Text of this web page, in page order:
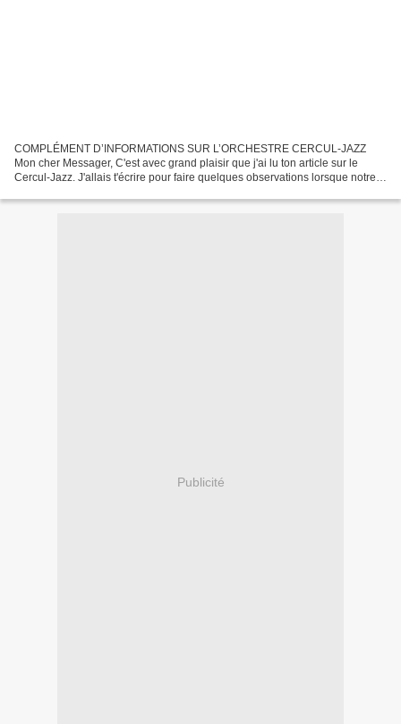
COMPLÉMENT D’INFORMATIONS SUR L’ORCHESTRE CERCUL-JAZZ
Mon cher Messager, C'est avec grand plaisir que j'ai lu ton article sur le
Cercul-Jazz. J'allais t'écrire pour faire quelques observations lorsque notre
Publicité